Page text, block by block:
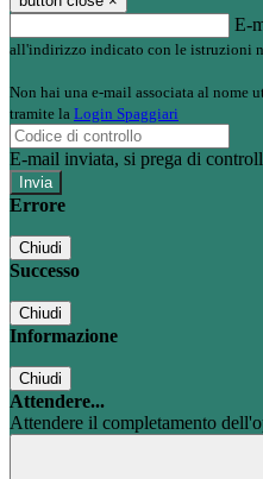
E-
all'indirizzo indicato con le istruzioni
Non hai una e-mail associata al nome
tramite la Login Spaggiari
E-mail inviata, si prega di
Errore
Chiudi
Successo
Chiudi
Informazione
Chiudi
Attendere...
Attendere il completamento